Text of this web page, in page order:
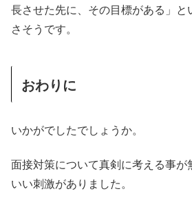
長させた先に、その目標がある」と
さそうです。
おわりに
いかがでしたでしょうか。
面接対策について真剣に考える事が
いい刺激がありました。